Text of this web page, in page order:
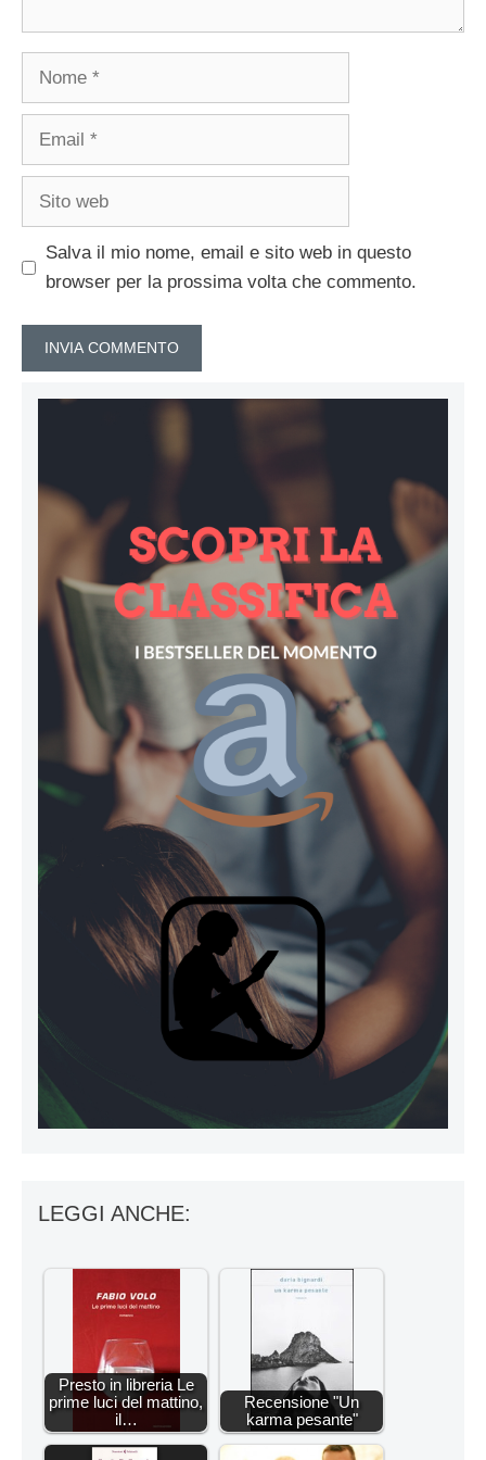
Nome
Email
Sito
Salva il mio nome, email e sito web in questo
browser per la prossima volta che commento.
LEGGI ANCHE:
Presto in libreria Le
prime luci del mattino,
il…
Recensione "Un
karma pesante"